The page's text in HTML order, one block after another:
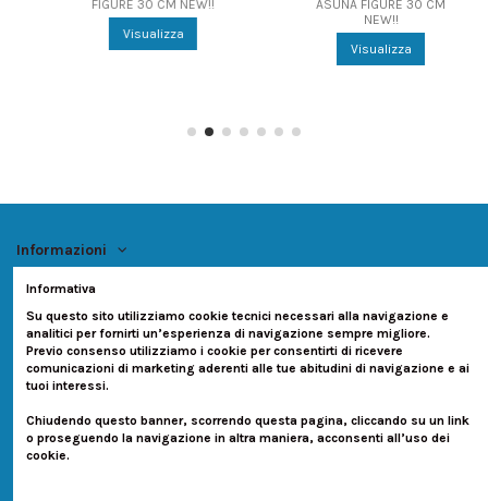
FIGURE 30 CM NEW!!
Visualizza
ASUNA FIGURE 30 CM
NEW!!
Visualizza
Informazioni
Contatti
Newsletter
Informativa
Su questo sito utilizziamo cookie tecnici necessari alla navigazione e
analitici per fornirti un’esperienza di navigazione sempre migliore.
Previo consenso utilizziamo i cookie per consentirti di ricevere
comunicazioni di marketing aderenti alle tue abitudini di navigazione e ai
tuoi interessi.
Chiudendo questo banner, scorrendo questa pagina, cliccando su un link
o proseguendo la navigazione in altra maniera, acconsenti all’uso dei
cookie.